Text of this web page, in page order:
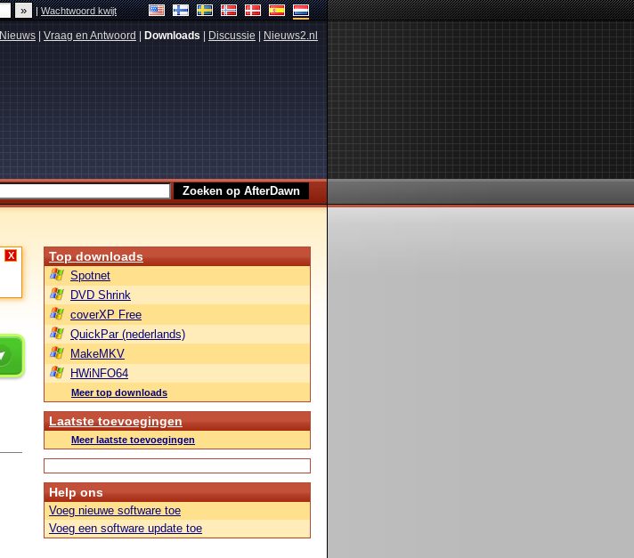
|Wachtwoord kwijt
Nieuws Vraag en Antwoord Downloads Discussie Nieuws2.nl
X Top downloads
Spotnet
DVD Shrink
coverXP Free
QuickPar (nederlands)
MakeMKV
HWiNFO64
Meer top downloads
Laatste toevoegingen
Meer laatste toevoegingen
Help ons
Voeg nieuwe software toe
Voeg een software update toe